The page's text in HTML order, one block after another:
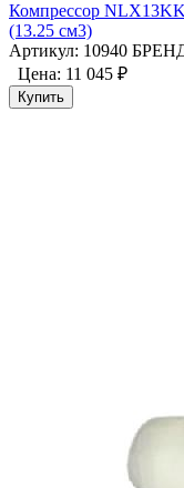
Компрессор
(13.25 см3)
Артикул: 10940
Цена: 11 045 ₽
Купить